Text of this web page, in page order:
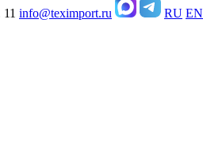
info@teximport.ru RU EN